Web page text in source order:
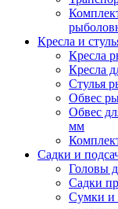
Кресла и
Кресла
Кресла
Стулья
Обвес
Обвес
мм
Садки и
Головы
Садки
Сумки и